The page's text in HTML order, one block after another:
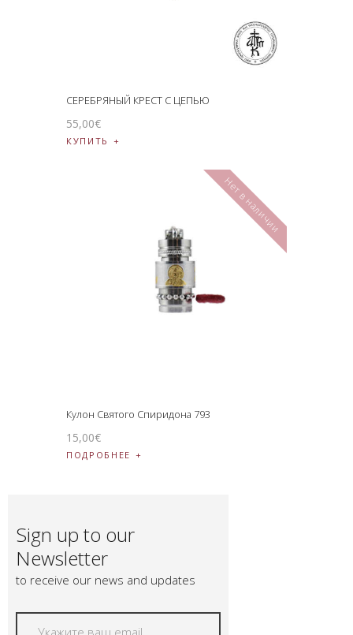
СЕРЕБРЯНЫЙ КРЕСТ С ЦЕПЬЮ
55,00€
КУПИТЬ
Нет в наличии
Кулон Святого Спиридона 793
15,00€
ПОДРОБНЕЕ
Sign up to our
Newsletter
to receive our news and updates